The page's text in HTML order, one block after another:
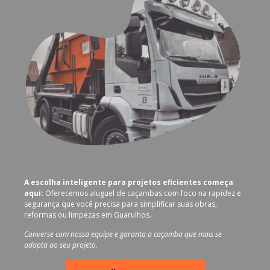
A escolha inteligente para projetos eficientes começa
aqui: Oferecemos aluguel de caçambas com foco na rapidez e
segurança que você precisa para simplificar suas obras,
reformas ou limpezas em Guarulhos.
Converse com nossa equipe e garanta a caçamba que mais se
adapta ao seu projeto.